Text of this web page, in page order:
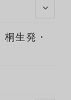
生発・